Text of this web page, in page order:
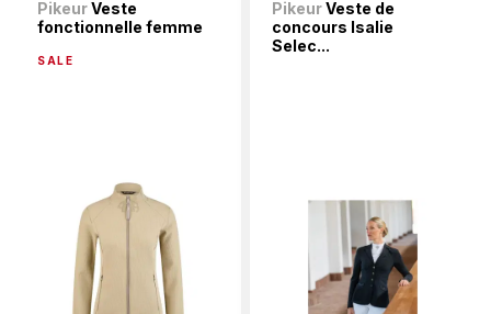
PikeurVeste
fonctionnelle femme
SALE
PikeurVeste de
concours Isalie
Selec...